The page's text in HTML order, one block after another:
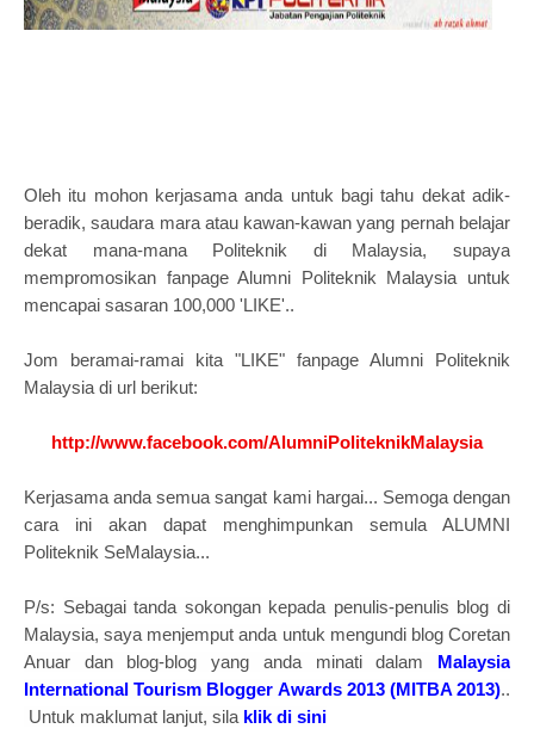
Oleh itu mohon kerjasama anda untuk bagi tahu dekat adik-
beradik, saudara mara atau kawan-kawan yang pernah belajar
dekat mana-mana Politeknik di Malaysia, supaya
mempromosikan fanpage Alumni Politeknik Malaysia untuk
mencapai sasaran 100,000 'LIKE'..
Jom beramai-ramai kita "LIKE" fanpage Alumni Politeknik
Malaysia di url berikut:
http://www.facebook.com/AlumniPoliteknikMalaysia
Kerjasama anda semua sangat kami hargai... Semoga dengan
cara ini akan dapat menghimpunkan semula ALUMNI
Politeknik SeMalaysia...
P/s: Sebagai tanda sokongan kepada penulis-penulis blog di
Malaysia, saya menjemput anda untuk mengundi blog Coretan
Anuar dan blog-blog yang anda minati dalam Malaysia
International Tourism Blogger Awards 2013 (MITBA 2013)..
Untuk maklumat lanjut, sila klik di sini